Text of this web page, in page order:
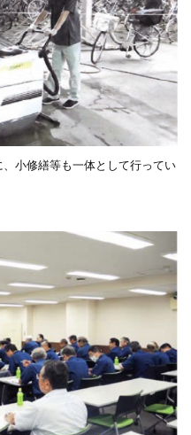
小修繕等も一体として行ってい